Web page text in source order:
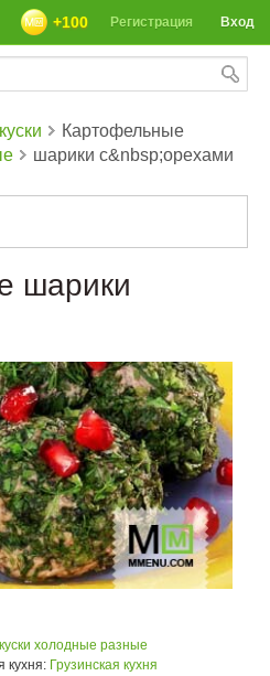
Вход
Регистрация
+100
Картофельные
шарики с&nbsp;орехами
шарики
холодные разные
кухня: Грузинская кухня